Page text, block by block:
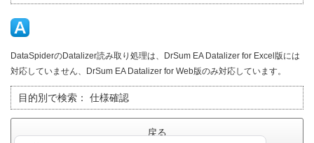
DataSpiderのDatalizer読み取り処理は、DrSum EA Datalizer for Excel版には
対応していません、DrSum EA Datalizer for Web版のみ対応しています。
目的別で検索： 仕様確認
戻る